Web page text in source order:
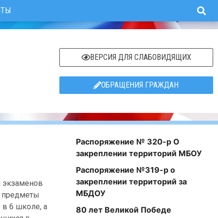
ВЕРСИЯ ДЛЯ СЛАБОВИДЯЩИХ
ОБРАЩЕНИЯ ГРАЖДАН
экзаменов
предметы
в 6 школе, а
Распоряжение № 320-р О
закреплении территорий МБОУ
Распоряжение №319-р о
закреплении территорий за
МБДОУ
80 лет Великой Победе